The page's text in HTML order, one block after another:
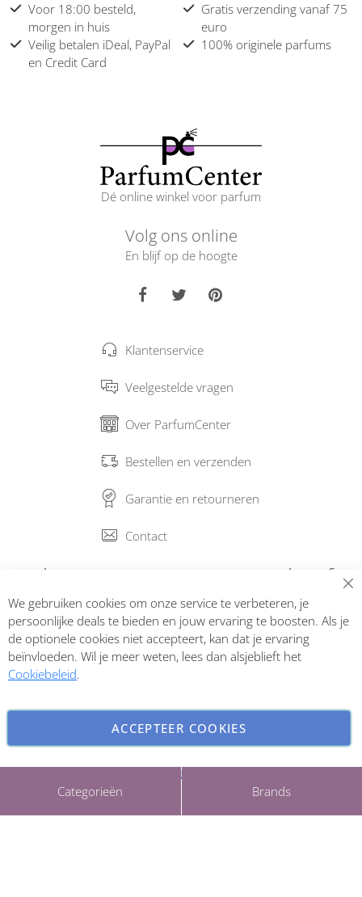
Categorieën Brands
Voor 18:00 besteld,
morgen in huis
Gratis verzending vanaf 75
euro
Veilig betalen iDeal, PayPal
en Credit Card
100% originele parfums
Dé online winkel voor parfum
Volg ons online
En blijf op de hoogte
Klantenservice
Veelgestelde vragen
Over ParfumCenter
Bestellen en verzenden
Garantie en retourneren
Contact
Abonneer op onze nieuwsbrief
Inschrijven
Copyright © 2026 ParfumCenter.nl. All rights reserved.
We gebruiken cookies om onze service te verbeteren, je
persoonlijke deals te bieden en jouw ervaring te boosten. Als je
de optionele cookies niet accepteert, kan dat je ervaring
beïnvloeden. Wil je meer weten, lees dan alsjeblieft het
Cookiebeleid.
ACCEPTEER COOKIES
INSTELLINGEN AANPASSEN